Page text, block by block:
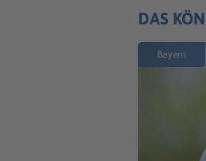
DAS
Bayern